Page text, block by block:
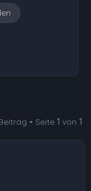
• Seite 1 von 1